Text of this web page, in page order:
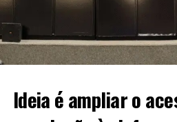
que não há motivos para ela ter
professora da cidade, não tem
estamos achando tudo isso bem
mobilizados em busca de
Ideia é ampliar o